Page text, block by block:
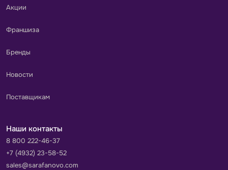
Акции
Франшиза
Бренды
Новости
Поставщикам
Наши контакты
8 800 222-46-37
+7 (4932) 23-58-52
sales@sarafanovo.com